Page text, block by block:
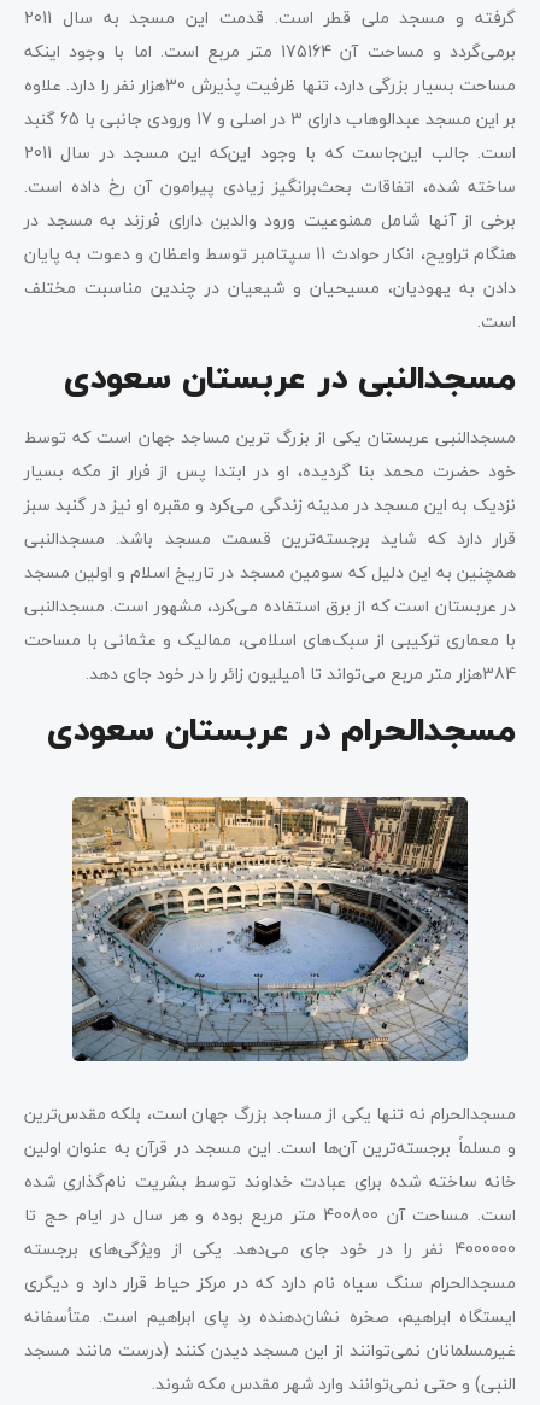
گرفته و مسجد ملی قطر است. قدمت این مسجد به سال 2011
برمی‌گردد و مساحت آن 175164 متر مربع است. اما با وجود اینکه
مساحت بسیار بزرگی دارد، تنها ظرفیت پذیرش 30هزار نفر را دارد. علاوه
بر این مسجد عبدالوهاب دارای 3 در اصلی و 17 ورودی جانبی با 65 گنبد
است. جالب این‌جاست که با وجود این‌که این مسجد در سال 2011
ساخته شده، اتفاقات بحث‌برانگیز زیادی پیرامون آن رخ داده است.
برخی از آنها شامل ممنوعیت ورود والدین دارای فرزند به مسجد در
هنگام تراویح، انکار حوادث 11 سپتامبر توسط واعظان و دعوت به پایان
دادن به یهودیان، مسیحیان و شیعیان در چندین مناسبت مختلف
است.
مسجدالنبی در عربستان سعودی
مسجدالنبی عربستان یکی از بزرگ ترین مساجد جهان است که توسط
خود حضرت محمد بنا گردیده، او در ابتدا پس از فرار از مکه بسیار
نزدیک به این مسجد در مدینه زندگی می‌کرد و مقبره او نیز در گنبد سبز
قرار دارد که شاید برجسته‌ترین قسمت مسجد باشد. مسجدالنبی
همچنین به این دلیل که سومین مسجد در تاریخ اسلام و اولین مسجد
در عربستان است که از برق استفاده می‌کرد، مشهور است. مسجدالنبی
با معماری ترکیبی از سبک‌های اسلامی، ممالیک و عثمانی با مساحت
384هزار متر مربع می‌تواند تا 1میلیون زائر را در خود جای دهد.
مسجدالحرام در عربستان سعودی
مسجدالحرام نه تنها یکی از مساجد بزرگ جهان است، بلکه مقدس‌ترین
و مسلماً برجسته‌ترین آن‌ها است. این مسجد در قرآن به عنوان اولین
خانه ساخته شده برای عبادت خداوند توسط بشریت نام‌گذاری شده
است. مساحت آن 400800 متر مربع بوده و هر سال در ایام حج تا
4000000 نفر را در خود جای می‌دهد. یکی از ویژگی‌های برجسته
مسجدالحرام سنگ سیاه نام دارد که در مرکز حیاط قرار دارد و دیگری
ایستگاه ابراهیم، صخره نشان‌دهنده رد پای ابراهیم است. متأسفانه
غیرمسلمانان نمی‌توانند از این مسجد دیدن کنند (درست مانند مسجد
النبی) و حتی نمی‌توانند وارد شهر مقدس مکه شوند.